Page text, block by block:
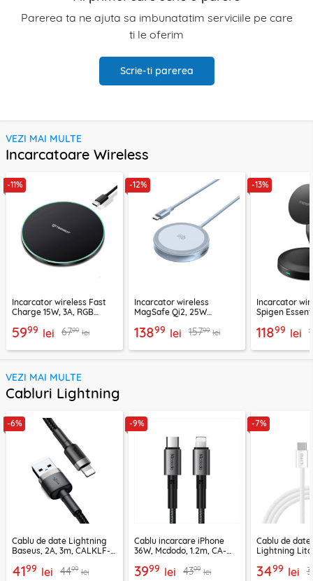
Parerea ta ne ajuta sa imbunatatim serviciile pe care
ti le oferim
Scrie-ti parerea
VEZI MAI MULTE
Incarcatoare Wireless
-11%
Incarcator wireless Fast
Charge 15W, 3A, RGB
CHWR031
5999 lei 6799 lei
-12%
Incarcator wireless
MagSafe Qi2, 25W
13899 lei 15799 lei
-13%
Incarcator
Spigen
11899 lei
VEZI MAI MULTE
Cabluri Lightning
-6%
Cablu de date Lightning
Baseus, 2A, 3m, CALKLF-
4199 lei 4499 lei
-9%
Cablu incarcare iPhone
36W, Mcdodo, 1.2m, CA-
3999 lei 4399 lei
-7%
Cablu de date
Lightning
3499 lei